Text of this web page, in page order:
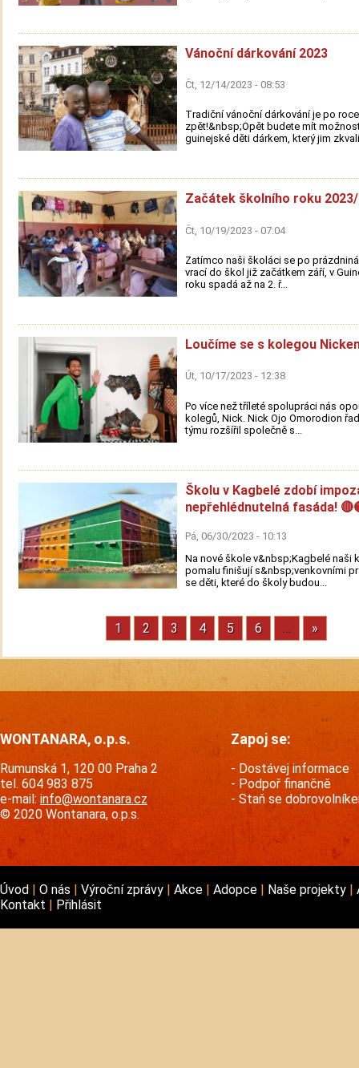
Vánoční dárkování 2023
Čt, 12/14/2023 - 08:53
Tradiční vánoční dárkování je po roce
zpět!&nbsp;Opět budete mít
guinejské děti dárkem, který jim
Začátek školního roku
Čt, 10/19/2023 - 07:04
Zatímco naši školáci se po
vrací do škol již začátkem září, v
roku spadá až na 2. ř...
Loučíme se s kolegou
Út, 10/17/2023 - 12:38
Po více než tříleté spolupráci nás
kolegů, Nick. Nick Ojo Omorodion
týmu rozšířil společně s...
Školu v Kagbelé zdobí
nepřehlédnutelná fasáda!
Pá, 06/30/2023 - 10:13
Na nové škole v&nbsp;Kagbelé naši
pomalu finišují s&nbsp;venkovními
se děti, které do školy budou...
Stránka
1 Stránka
2 Stránka
3 Stránka
4 Stránka
5 Stránka
6 …
Next
page
»
WONTANARA, o.p.s.
Rumunská 1, 120 00 Praha 2
tel. 604 983 875
e-mail: info@wontanara.cz
© 2020 Wontanara, o.p.s.
Zapoj se:
Dostávej informace
Podpoř finančně
Staň se
Úvod O nás Výroční zprávy Akce Adopce Naše projekty
Kontakt
Přihlásit